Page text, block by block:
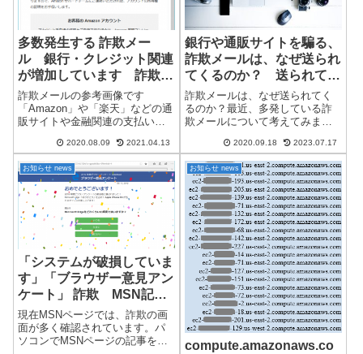
多数発生する 詐欺メー
ル 銀行・クレジット関連
が増加しています 詐欺メ
ール参考画像 2020/08以
降
詐欺メールの参考画像です
「Amazon」や「楽天」などの通
販サイトや金融関連の支払い情
を盗み取る、詐欺メールが多数
送られてきます。それぞれ、迷
惑メール対策を行っていても
「いたちごっこ」になり、詐欺
メールが届いてき...
2020.08.09 2021.04.13
銀行や通販サイトを騙る、
詐欺メールは、なぜ送られ
てくるのか？ 送られてく
る理由と対処方法
詐欺メールは、なぜ送られてく
るのか？最近、多発している詐
欺メールについて考えてみまし
業などを騙り、偽サイトに誘導
し、支払い情報や銀行、クレジ
ット情報、ログインIDやパスワ
ードなど、大切な個人情報を入
力させる詐欺（...
2020.09.18 2023.07.17
お知らせ news
「システムが破損していま
す」「ブラウザー意見アン
ケート」 詐欺 MSN記事
は、詐欺画面に注意してく
ださい
現在MSNページでは、詐欺の画
面が多く確認されています。パ
ソコンでMSNページの記事を閲
お知らせ news
compute.amazonaws.co